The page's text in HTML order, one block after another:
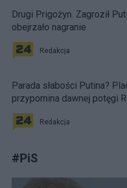
Drugi Prigożyn. Zagroził
obejrzało nagranie
Redakcja
Parada słabości Putina?
przypomina dawnej potęgi
Redakcja
#PiS